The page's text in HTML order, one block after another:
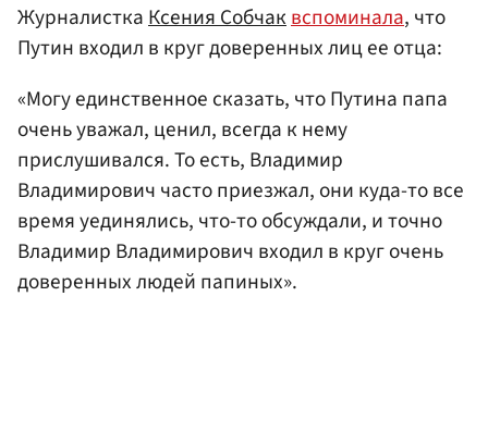
Журналистка Ксения Собчак вспоминала, что
Путин входил в круг доверенных лиц ее отца:
«Могу единственное сказать, что Путина папа
очень уважал, ценил, всегда к нему
прислушивался. То есть, Владимир
Владимирович часто приезжал, они куда-то все
время уединялись, что-то обсуждали, и точно
Владимир Владимирович входил в круг очень
доверенных людей папиных».